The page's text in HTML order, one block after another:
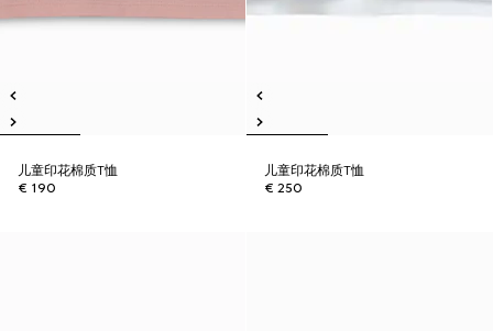
儿童印花棉质T恤
€ 190
儿童印花棉质T恤
€ 250